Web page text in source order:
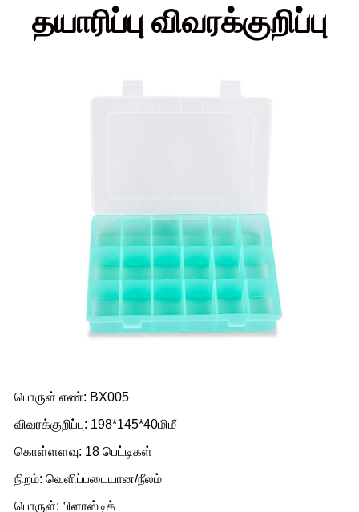
தயாரிப்பு விவரக்குறிப்பு
பொருள் எண்: BX005
விவரக்குறிப்பு: 198*145*40மிமீ
கொள்ளளவு: 18 பெட்டிகள்
நிறம்: வெளிப்படையான/நீலம்
பொருள்: பிளாஸ்டிக்